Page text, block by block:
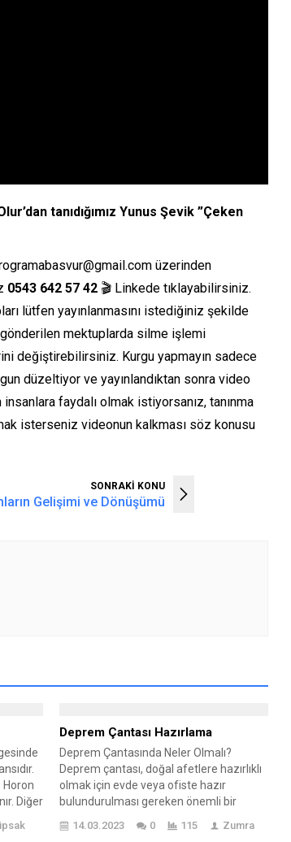
tanıdığımız Yunus Şevik ”Çeken
üzerinden
0543 642 57 42 🎬 Linkede tıklayabilirsiniz.
lütfen yayınlanmasını istediğiniz şekilde
mektuplarda silme işlemi
değiştirebilirsiniz. Kurgu yapmayın sadece
düzeltiyor ve yayınlandıktan sonra video
faydalı olmak istiyorsanız, tanınma
isterseniz videonun kalkması söz konusu
SONRAKİ KONU
Gelişimi ve Dönüşümü
Horon
Diğer
Deprem Çantası Hazırlama
Deprem Çantasında Neler Olmalı?
Deprem çantası, doğal afetlere hazırlıklı
olmak için evde veya ofiste hazır
bulundurulması gereken önemli bir
eşyadır. Bu çantada, hayatta kalmak için
gerekli olan en temel malzemeler yer
14.03.2023 0 115 Zumra